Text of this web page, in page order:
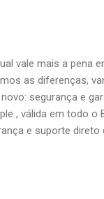
vale mais a pena
as diferenças,
segurança e
, válida em todo
e suporte
baixo, mas pode
o iPhone novo